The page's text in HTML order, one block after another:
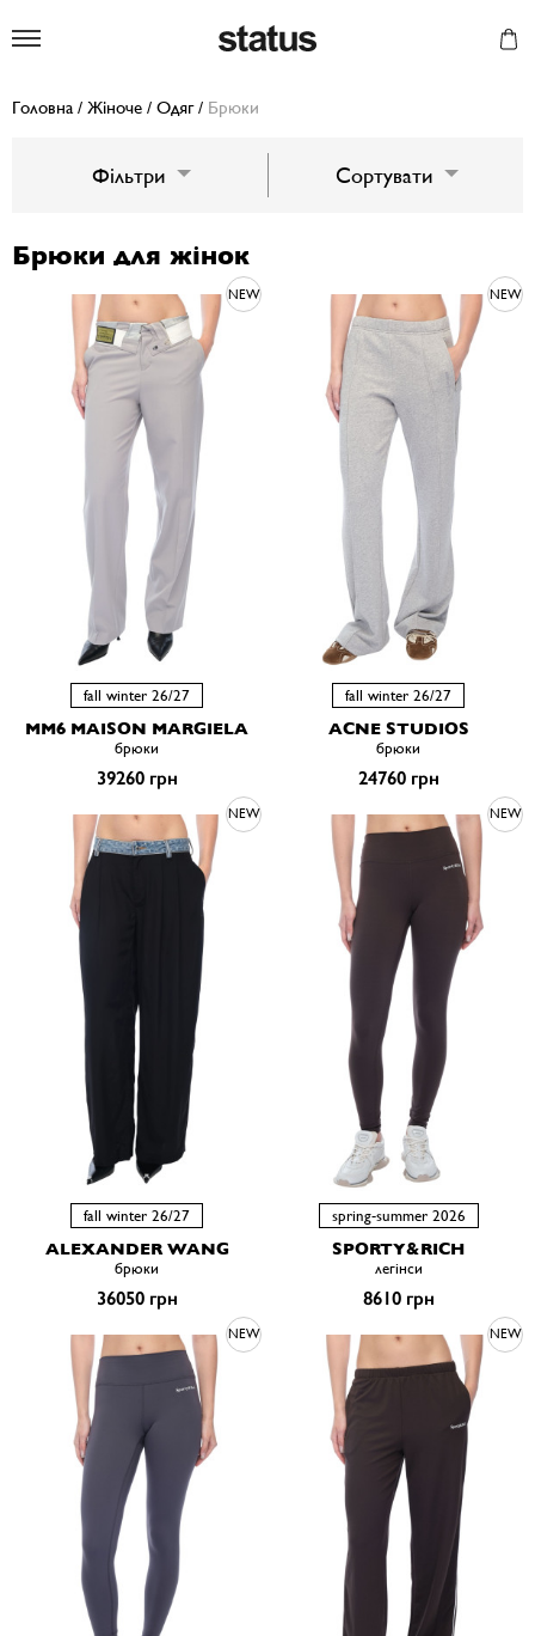
Головна / Жіноче / Одяг/ Брюки
Брюки для жінок
NEW
fall winter 26/27
MM6 MAISON MARGIELA
брюки
39260 грн
NEW
fall winter 26/27
ACNE STUDIOS
брюки
24760 грн
NEW
fall winter 26/27
ALEXANDER WANG
брюки
36050 грн
NEW
spring-summer 2026
SPORTY&RICH
легінси
8610 грн
NEW NEW
Фільтри Сортувати